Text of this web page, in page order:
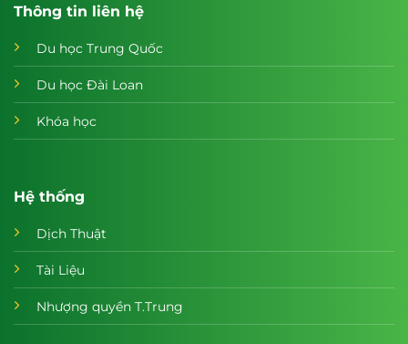
Thông tin liên hệ
Du học Trung Quốc
Du học Đài Loan
Khóa học
Hệ thống
Dịch Thuật
Tài Liệu
Nhượng quyền T.Trung